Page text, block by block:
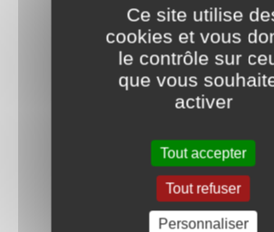
Ce site utilise
cookies et vous
le contrôle sur
que vous
activer
Tout accepter
Tout refuser
Personnaliser